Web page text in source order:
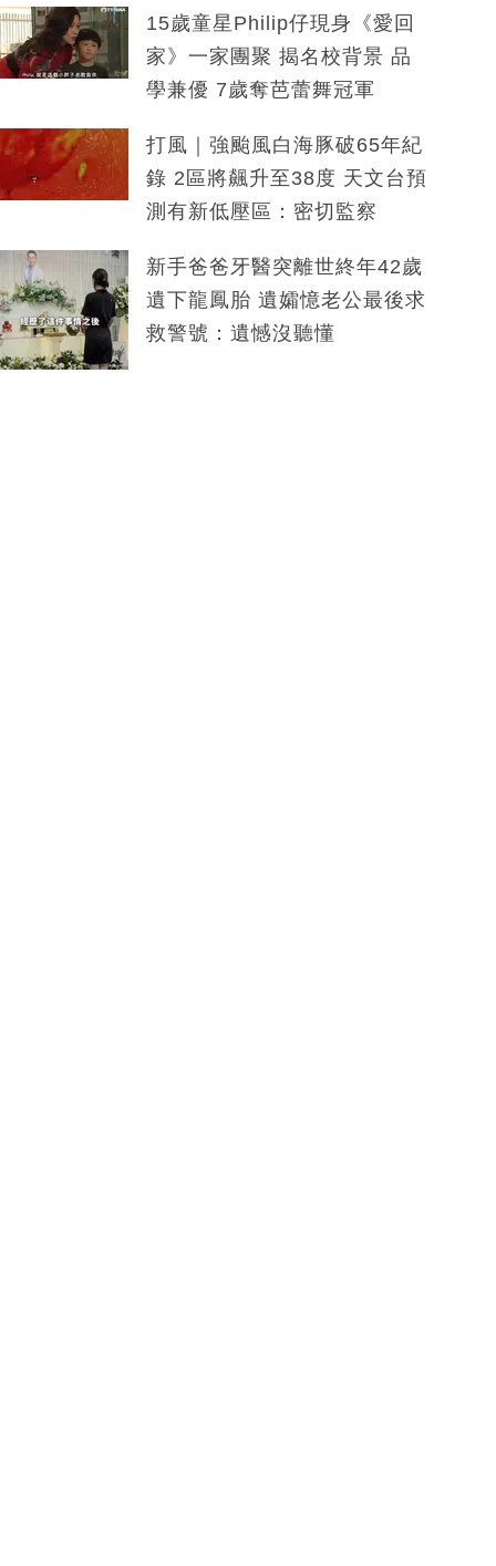
15歲童星Philip仔現身《愛回
家》一家團聚 揭名校背景 品
學兼優 7歲奪芭蕾舞冠軍
打風｜強颱風白海豚破65年紀
錄 2區將飆升至38度 天文台預
測有新低壓區：密切監察
新手爸爸牙醫突離世終年42歲
遺下龍鳳胎 遺孀憶老公最後求
救警號：遺憾沒聽懂